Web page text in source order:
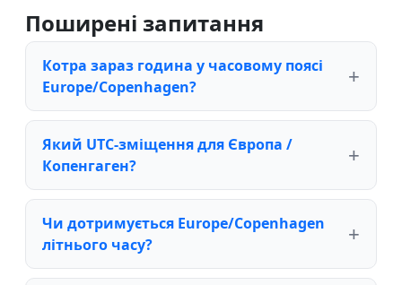
Поширені запитання
Котра зараз година у часовому поясі
Europe/Copenhagen?
Який UTC-зміщення для Європа /
Копенгаген?
Чи дотримується Europe/Copenhagen
літнього часу?